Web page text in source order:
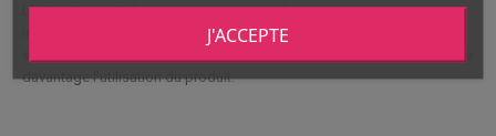
J'ACCEPTE
L'utilisation est très simple, comme tous les autres produits anti
insectes il suffira juste d'en appliquer sur la peau en évitant les parties
davantage l'utilisation du produit.